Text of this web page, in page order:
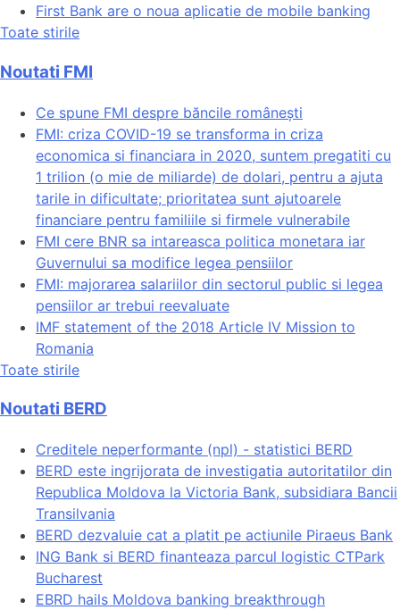
First Bank are o noua aplicatie de mobile banking
Toate stirile
Noutati FMI
Ce spune FMI despre băncile românești
FMI: criza COVID-19 se transforma in criza
economica si financiara in 2020, suntem pregatiti cu
1 trilion (o mie de miliarde) de dolari, pentru a ajuta
tarile in dificultate; prioritatea sunt ajutoarele
financiare pentru familiile si firmele vulnerabile
FMI cere BNR sa intareasca politica monetara iar
Guvernului sa modifice legea pensiilor
FMI: majorarea salariilor din sectorul public si legea
pensiilor ar trebui reevaluate
IMF statement of the 2018 Article IV Mission to
Romania
Toate stirile
Noutati BERD
Creditele neperformante (npl) - statistici BERD
BERD este ingrijorata de investigatia autoritatilor din
Republica Moldova la Victoria Bank, subsidiara Bancii
Transilvania
BERD dezvaluie cat a platit pe actiunile Piraeus Bank
ING Bank si BERD finanteaza parcul logistic CTPark
Bucharest
EBRD hails Moldova banking breakthrough